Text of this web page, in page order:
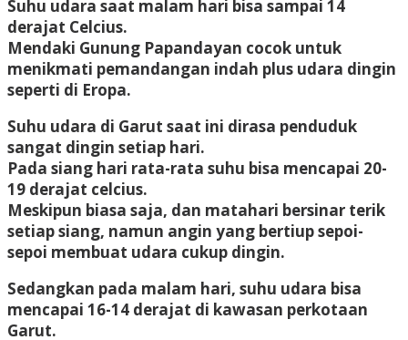
Suhu udara saat malam hari bisa sampai 14
derajat Celcius.
Mendaki Gunung Papandayan cocok untuk
menikmati pemandangan indah plus udara dingin
seperti di Eropa.
Suhu udara di Garut saat ini dirasa penduduk
sangat dingin setiap hari.
Pada siang hari rata-rata suhu bisa mencapai 20-
19 derajat celcius.
Meskipun biasa saja, dan matahari bersinar terik
setiap siang, namun angin yang bertiup sepoi-
sepoi membuat udara cukup dingin.
Sedangkan pada malam hari, suhu udara bisa
mencapai 16-14 derajat di kawasan perkotaan
Garut.